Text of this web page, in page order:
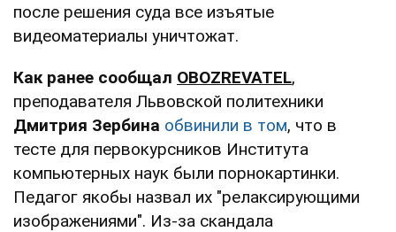
после решения суда все изъятые
видеоматериалы уничтожат.
Как ранее сообщал OBOZREVATEL,
преподавателя Львовской политехники
Дмитрия Зербина обвинили в том, что в
тесте для первокурсников Института
компьютерных наук были порнокартинки.
Педагог якобы назвал их "релаксирующими
изображениями". Из-за скандала